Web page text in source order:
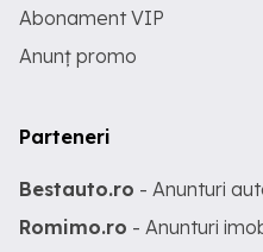
Abonament VIP
Anunț promo
Parteneri
Bestauto.ro - Anunturi
Romimo.ro - Anunturi